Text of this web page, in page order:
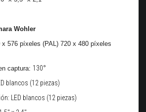
Wohler
x 576 píxeles (PAL) 720 x 480 píxeles
captura: 130°
blancos (12 piezas)
LED blancos (12 piezas)